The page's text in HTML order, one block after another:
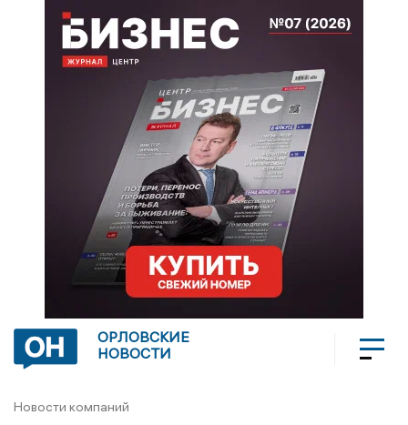
ОРЛОВСКИЕ
НОВОСТИ
Новости компаний